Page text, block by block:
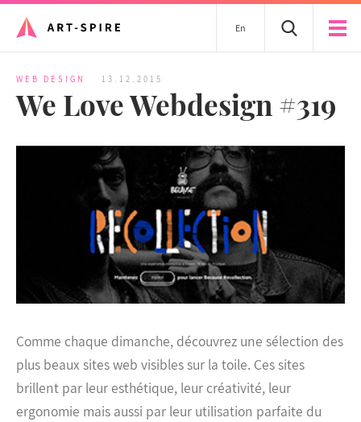
En
WEB DESIGN 13.12.2015
We Love Webdesign #319
Comme chaque dimanche, découvrez une sélection des
plus beaux sites web visibles sur la toile. Ces sites
brillent par leur esthétique, leur créativité, leur
ergonomie mais aussi par leur utilisation parfaite du